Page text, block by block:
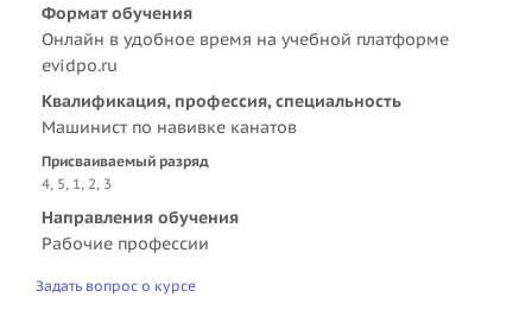
Формат обучения
Онлайн в удобное время на учебной платформе
evidpo.ru
Квалификация, профессия, специальность
Машинист по навивке канатов
Присваиваемый разряд
4, 5, 1, 2, 3
Направления обучения
Рабочие профессии
Задать вопрос о курсе